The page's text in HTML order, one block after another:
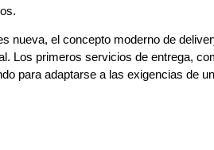
nueva, el concepto moderno de
Los primeros servicios de entrega,
para adaptarse a las exigencias de